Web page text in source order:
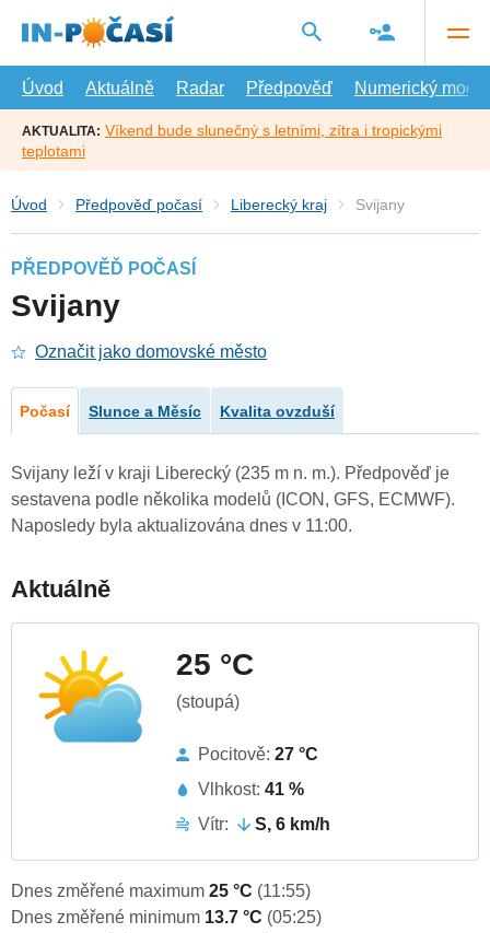
hlavní
Úvod
Aktuálně Radar Předpověď Numerický model
AKTUALITA: Víkend bude slunečný s letními, zítra i tropickými
teplotami
Úvod Předpověď počasí Liberecký kraj Svijany
PŘEDPOVĚĎ POČASÍ
Svijany
Označit jako domovské město
Počasí Slunce a Měsíc Kvalita ovzduší
Svijany leží v kraji Liberecký (235 m n. m.). Předpověď je
sestavena podle několika modelů (ICON, GFS, ECMWF).
Naposledy byla aktualizována dnes v 11:00.
Aktuálně
25 °C
(stoupá)
Pocitově: 27 °C
Vlhkost: 41 %
Vítr:
S, 6 km/h
Dnes změřené maximum 25 °C (11:55)
Dnes změřené minimum 13.7 °C (05:25)